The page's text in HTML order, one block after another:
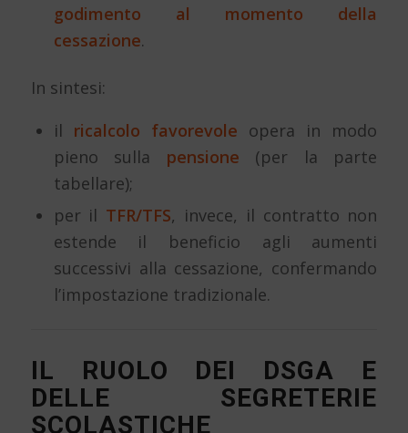
godimento al momento della
cessazione.
In sintesi:
il ricalcolo favorevole opera in modo
pieno sulla pensione (per la parte
tabellare);
per il TFR/TFS, invece, il contratto non
estende il beneficio agli aumenti
successivi alla cessazione, confermando
l’impostazione tradizionale.
IL RUOLO DEI DSGA E
DELLE SEGRETERIE
SCOLASTICHE